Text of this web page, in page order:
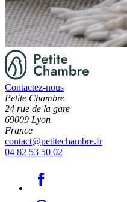
Contactez-nous
Petite Chambre
24 rue de la gare
69009 Lyon
France
contact@petitechambre.fr
04 82 53 50 02